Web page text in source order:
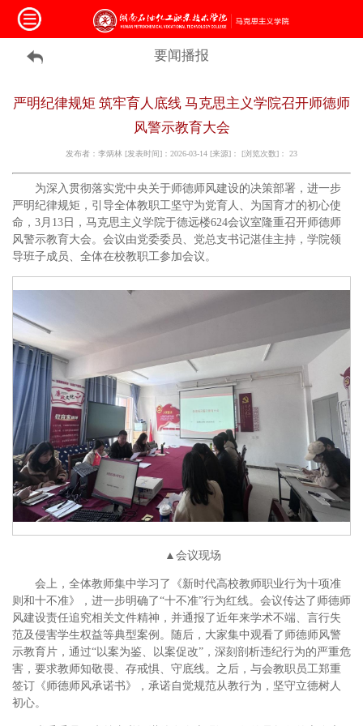
要闻播报
严明纪律规矩 筑牢育人底线 马克思主义学院召开师德师
风警示教育大会
发布者：李炳林 [发表时间]：2026-03-14 [来源]： [浏览次数]： 23
为深入贯彻落实党中央关于师德师风建设的决策部署，进一步
严明纪律规矩，引导全体教职工坚守为党育人、为国育才的初心使
命，3月13日，马克思主义学院于德远楼624会议室隆重召开师德师
风警示教育大会。会议由党委委员、党总支书记湛佳主持，学院领
导班子成员、全体在校教职工参加会议。
▲会议现场
会上，全体教师集中学习了《新时代高校教师职业行为十项准
则和十不准》，进一步明确了“十不准”行为红线。会议传达了师德师
风建设责任追究相关文件精神，并通报了近年来学术不端、言行失
范及侵害学生权益等典型案例。随后，大家集中观看了师德师风警
示教育片，通过“以案为鉴、以案促改”，深刻剖析违纪行为的严重危
害，要求教师知敬畏、存戒惧、守底线。之后，与会教职员工郑重
签订《师德师风承诺书》，承诺自觉规范从教行为，坚守立德树人
初心。